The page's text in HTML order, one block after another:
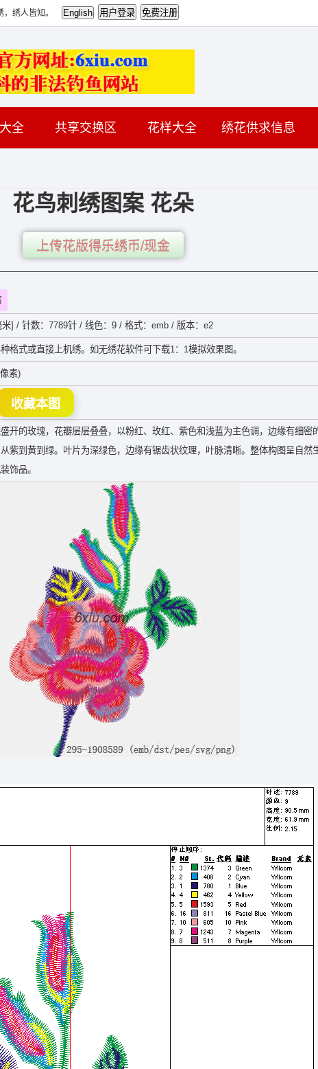
，绣人皆知。
全 共享交换区 花样大全 绣花供求信息
花鸟刺绣图案 花朵
上传花版得乐绣币/现金
] / 针数：7789针 / 线色：9 / 格式：emb / 版本：e2
格式或直接上机绣。如无绣花软件可下载1：1模拟效果图。
素)
收藏本图
开的玫瑰，花瓣层层叠叠，以粉红、玫红、紫色和浅蓝为主色调，边缘有细密
紫到黄到绿。叶片为深绿色，边缘有锯齿状纹理，叶脉清晰。整体构图呈自然
饰品。